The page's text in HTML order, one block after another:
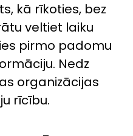
kā rīkoties, bez
veltiet laiku
pirmo padomu
Nedz
organizācijas
rīcību.